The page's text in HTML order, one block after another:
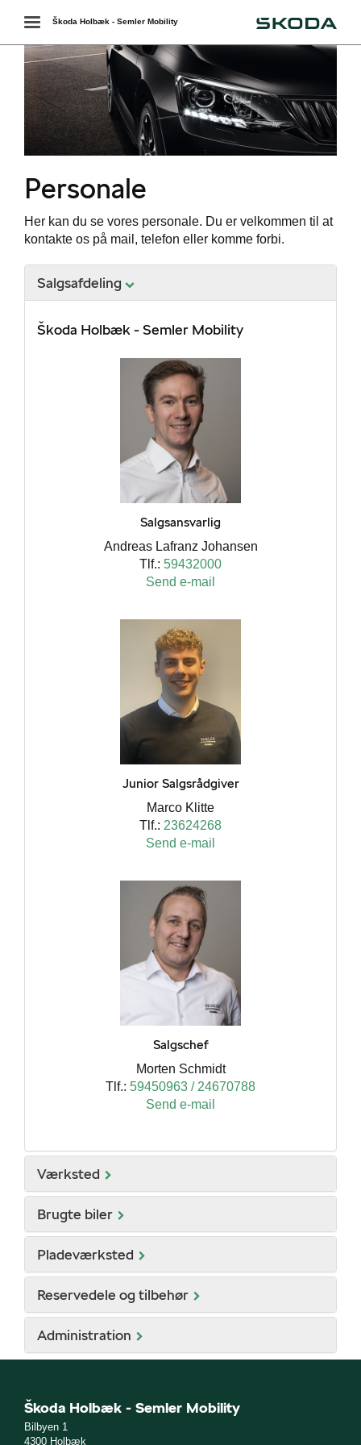
Toggle
navigation
Škoda Holbæk - Semler Mobility
Personale
Her kan du se vores personale. Du er velkommen til at
kontakte os på mail, telefon eller komme forbi.
Salgsafdeling
Škoda Holbæk - Semler Mobility
Salgsansvarlig
Andreas Lafranz Johansen
Tlf.: 59432000
Send e-mail
Junior Salgsrådgiver
Marco Klitte
Tlf.: 23624268
Send e-mail
Salgschef
Morten Schmidt
Tlf.: 59450963 / 24670788
Send e-mail
Værksted
Brugte biler
Pladeværksted
Reservedele og tilbehør
Administration
Škoda Holbæk - Semler Mobility
Bilbyen 1
4300 Holbæk